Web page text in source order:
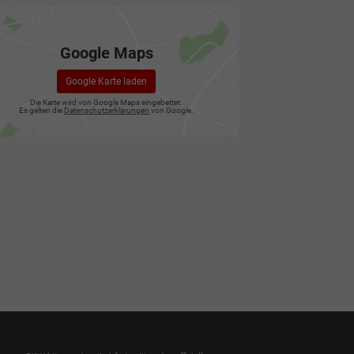
Google Maps
Google Karte laden
Die Karte wird von Google Maps eingebettet.
Es gelten die Datenschutzerklärungen von Google.